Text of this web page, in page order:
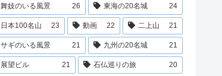
舞妓のいる風景 26 東海の20名城 24
日本100名山 23 動画 22 二上山 21
サギのいる風景 21 九州の20名城 21
展望ビル 21 石仏巡りの旅 20